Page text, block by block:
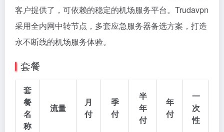
客户提供了，可依赖的稳定的机场服务平台。Trudavpn
采用全内网中转节点，多套应急服务器备选方案，打造
永不断线的机场服务体验。
套餐
套
餐
名
称
流量
月
付
季
付
半
年
付
年
付
一
次
性